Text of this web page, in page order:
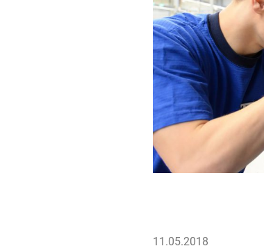
VERÖFFENTLICHT
11.05.2018